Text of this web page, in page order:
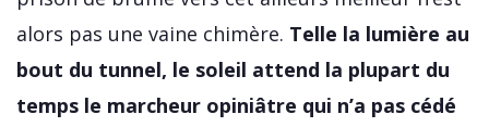
alors pas une vaine chimère. Telle la lumière au
bout du tunnel, le soleil attend la plupart du
temps le marcheur opiniâtre qui n’a pas cédé